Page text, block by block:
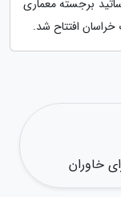
برجسته معماری
خاوران